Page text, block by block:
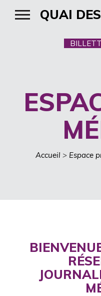
QUAI
Accueil > Espace